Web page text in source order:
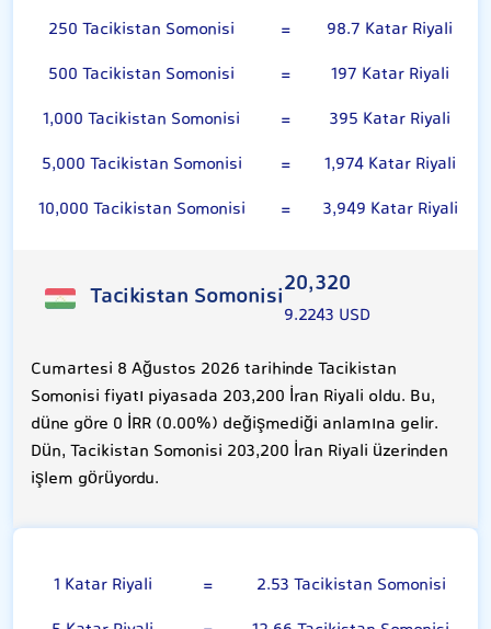
250 Tacikistan Somonisi
=
98.7 Katar Riyali
500 Tacikistan Somonisi
=
197 Katar Riyali
1,000 Tacikistan Somonisi
=
395 Katar Riyali
5,000 Tacikistan Somonisi
=
1,974 Katar Riyali
10,000 Tacikistan Somonisi
= 3,949 Katar Riyali
Tacikistan Somonisi20,320
9.2243 USD
Cumartesi 8 Ağustos 2026 tarihinde Tacikistan
Somonisi fiyatı piyasada 203,200 İran Riyali oldu. Bu,
düne göre 0 İRR (0.00%) değişmediği anlamına gelir.
Dün, Tacikistan Somonisi 203,200 İran Riyali üzerinden
işlem görüyordu.
1 Katar Riyali =
2.53 Tacikistan Somonisi